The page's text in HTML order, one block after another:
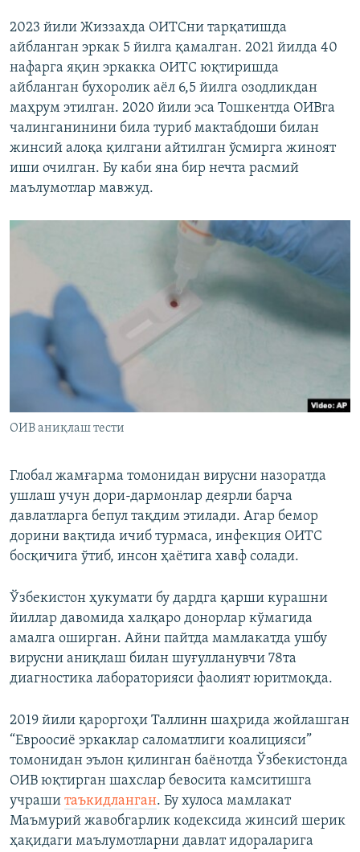
2023 йили Жиззахда ОИТСни тарқатишда
айбланган эркак 5 йилга қамалган. 2021 йилда 40
нафарга яқин эркакка ОИТС юқтиришда
айбланган бухоролик аёл 6,5 йилга озодликдан
маҳрум этилган. 2020 йили эса Тошкентда ОИВга
чалинганинини била туриб мактабдоши билан
жинсий алоқа қилгани айтилган ўсмирга жиноят
иши очилган. Бу каби яна бир нечта расмий
маълумотлар мавжуд.
ОИВ аниқлаш тести
Глобал жамғарма томонидан вирусни назоратда
ушлаш учун дори-дармонлар деярли барча
давлатларга бепул тақдим этилади. Агар бемор
дорини вақтида ичиб турмаса, инфекция ОИТС
босқичига ўтиб, инсон ҳаётига хавф солади.
Ўзбекистон ҳукумати бу дардга қарши курашни
йиллар давомида халқаро донорлар кўмагида
амалга оширган. Айни пайтда мамлакатда ушбу
вирусни аниқлаш билан шуғулланувчи 78та
диагностика лабораторияси фаолият юритмоқда.
2019 йили қароргоҳи Таллинн шаҳрида жойлашган
“Евроосиё эркаклар саломатлиги коалицияси”
томонидан эълон қилинган баёнотда Ўзбекистонда
ОИВ юқтирган шахслар бевосита камситишга
учраши таъкидланган. Бу хулоса мамлакат
Маъмурий жавобгарлик кодексида жинсий шерик
ҳақидаги маълумотларни давлат идораларига